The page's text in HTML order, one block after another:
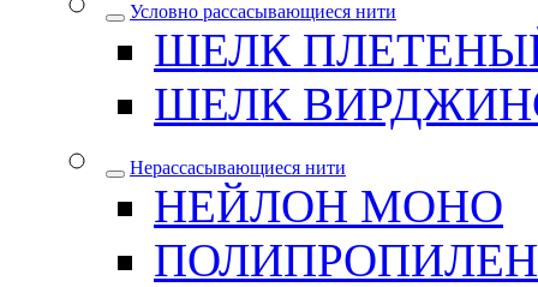
Условно рассасывающиеся нити
ШЕЛК
ШЕЛК
Нерассасывающиеся нити
НЕЙЛОН МОНО